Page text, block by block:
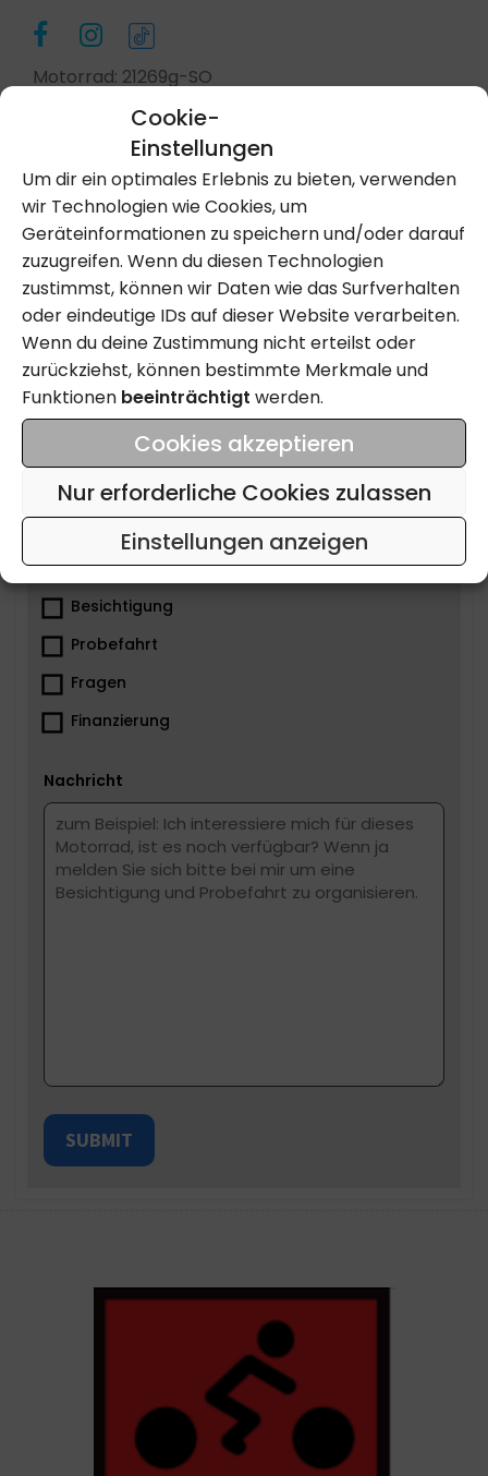
Cookie-
Einstellungen
Um dir ein optimales Erlebnis zu bieten, verwenden
wir Technologien wie Cookies, um
Geräteinformationen zu speichern und/oder darauf
zuzugreifen. Wenn du diesen Technologien
zustimmst, können wir Daten wie das Surfverhalten
oder eindeutige IDs auf dieser Website verarbeiten.
Wenn du deine Zustimmung nicht erteilst oder
zurückziehst, können bestimmte Merkmale und
Funktionen beeinträchtigt werden.
Cookies akzeptieren
Nur erforderliche Cookies zulassen
Einstellungen anzeigen
Motorrad: 21269g-SO
Kontakt Aufnehmen
Anrufen
Name
Tel
Was ist dir wichtig?
Besichtigung
Probefahrt
Fragen
Finanzierung
Nachricht
SUBMIT